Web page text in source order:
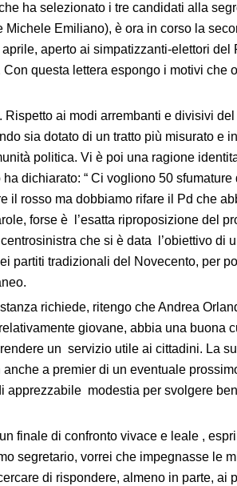
ha selezionato i tre candidati alla
Michele Emiliano), è ora in corso la
aperto ai simpatizzanti-elettori del
questa lettera espongo i motivi che
Rispetto ai modi arrembanti e divisivi
sia dotato di un tratto più misurato e
politica. Vi è poi una ragione
dichiarato: “ Ci vogliono 50 sfumature
il rosso ma dobbiamo rifare il Pd che
forse è l’esatta riproposizione del
che si è data l’obiettivo di
partiti tradizionali del Novecento, per
richiede, ritengo che Andrea
giovane, abbia una buona
un servizio utile ai cittadini. La
a premier di un eventuale
apprezzabile modestia per svolgere
finale di confronto vivace e leale ,
segretario, vorrei che impegnasse le
di rispondere, almeno in parte, ai